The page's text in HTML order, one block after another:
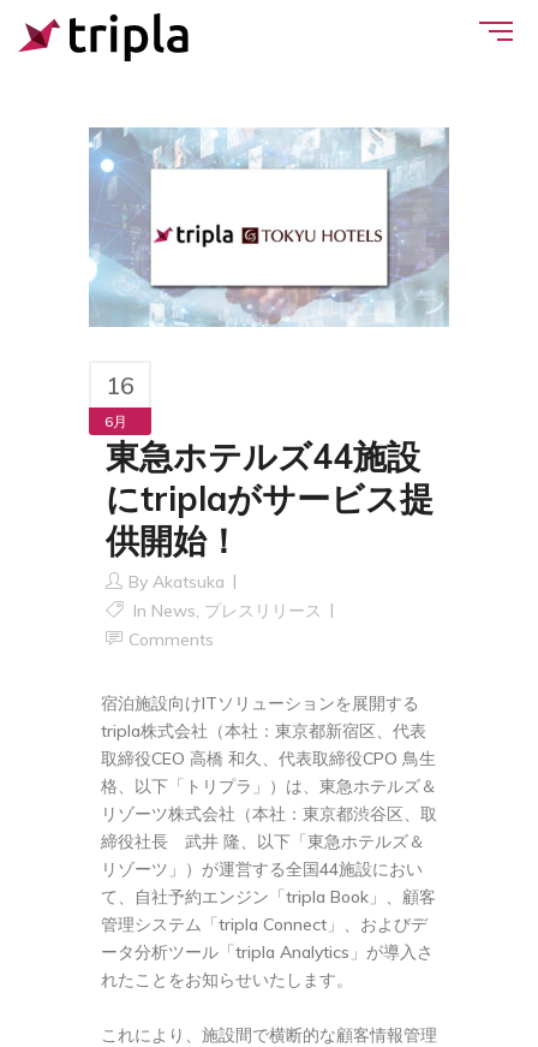
16
6月
東急ホテルズ44施設
にtriplaがサービス提
供開始！
By Akatsuka
In News, プレスリリース
Comments
宿泊施設向けITソリューションを展開する
tripla株式会社（本社：東京都新宿区、代表
取締役CEO 高橋 和久、代表取締役CPO 鳥生
格、以下「トリプラ」）は、東急ホテルズ＆
リゾーツ株式会社（本社：東京都渋谷区、取
締役社長 武井 隆、以下「東急ホテルズ＆
リゾーツ」）が運営する全国44施設におい
て、自社予約エンジン「tripla Book」、顧客
管理システム「tripla Connect」、およびデ
ータ分析ツール「tripla Analytics」が導入さ
れたことをお知らせいたします。
これにより、施設間で横断的な顧客情報管理